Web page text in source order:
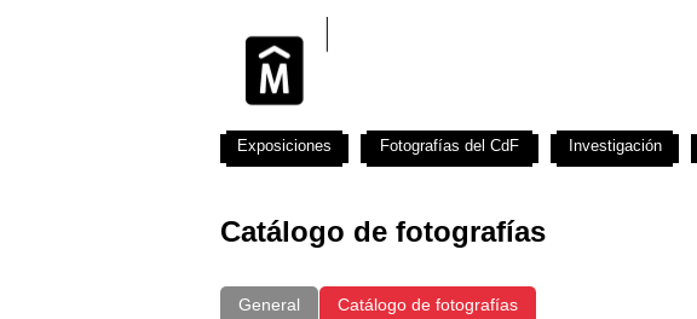
Catálogo de fotografías
General Catálogo de fotografías
Exposiciones Fotografías del CdF Investigación